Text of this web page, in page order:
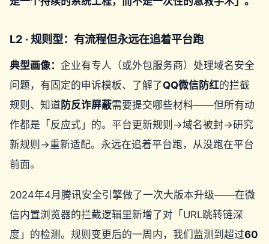
L2 · 规则型：有流程但永远在追着平台跑
典型画像： 企业有专人（或外包服务商）处理域名安全
问题，有固定的申诉模板、了解了QQ微信防红的拦截
规则、知道 防反诈屏蔽需要提交哪些材料——但所有动
作都是「反应式」的。平台更新规则→域名被封→研究
新规则→重新适配。永远在追着平台跑，从没跑在平台
前面。
2024年4月腾讯安全引擎做了一次大版本升级——在微
信内置浏览器的拦截逻辑里新增了对「URL跳转链深
度」的检测。规则变更后的一周内，我们监测到超过60